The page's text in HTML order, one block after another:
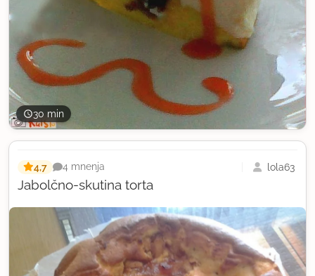
30 min
Jabolčno-skutina torta
4,7 4 mnenja lola63